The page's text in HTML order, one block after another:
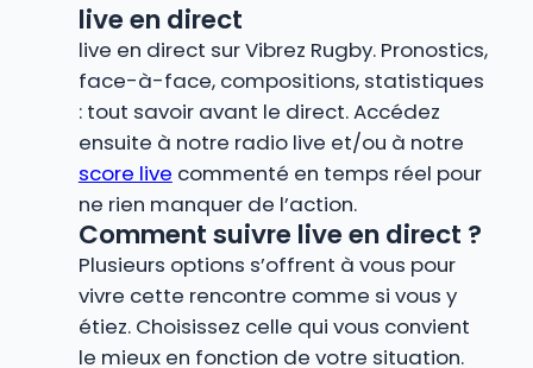
live en direct
live en direct sur Vibrez Rugby. Pronostics,
face-à-face, compositions, statistiques
: tout savoir avant le direct. Accédez
ensuite à notre radio live et/ou à notre
score live commenté en temps réel pour
ne rien manquer de l’action.
Comment suivre live en direct ?
Plusieurs options s’offrent à vous pour
vivre cette rencontre comme si vous y
étiez. Choisissez celle qui vous convient
le mieux en fonction de votre situation.